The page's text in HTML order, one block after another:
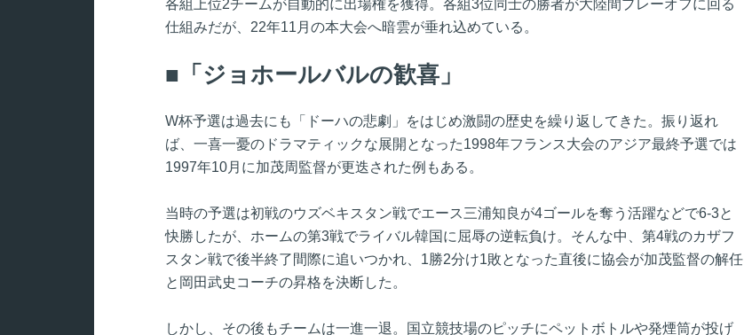
各組上位2チームが自動的に出場権を獲得。各組3位同士の勝者が大陸間プレーオフに回る
仕組みだが、22年11月の本大会へ暗雲が垂れ込めている。
「ジョホールバルの歓喜」
W杯予選は過去にも「ドーハの悲劇」をはじめ激闘の歴史を繰り返してきた。振り返れ
ば、一喜一憂のドラマティックな展開となった1998年フランス大会のアジア最終予選では
1997年10月に加茂周監督が更迭された例もある。
当時の予選は初戦のウズベキスタン戦でエース三浦知良が4ゴールを奪う活躍などで6-3と
快勝したが、ホームの第3戦でライバル韓国に屈辱の逆転負け。そんな中、第4戦のカザフ
スタン戦で後半終了間際に追いつかれ、1勝2分け1敗となった直後に協会が加茂監督の解任
と岡田武史コーチの昇格を決断した。
しかし、その後もチームは一進一退。国立競技場のピッチにペットボトルや発煙筒が投げ